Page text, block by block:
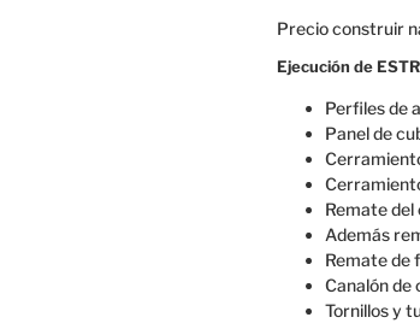
Precio construir
Ejecución de
Perfiles de
Panel de
Remate
Además
Remate de
Canalón de
Tornillos y